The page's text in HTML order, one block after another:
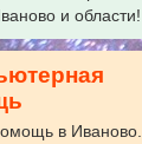
и области!
в Иваново.